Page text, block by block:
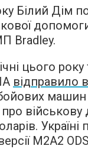
Білий Дім
Bradley.
цього
відправило
машин
військову
Україні
M2A2